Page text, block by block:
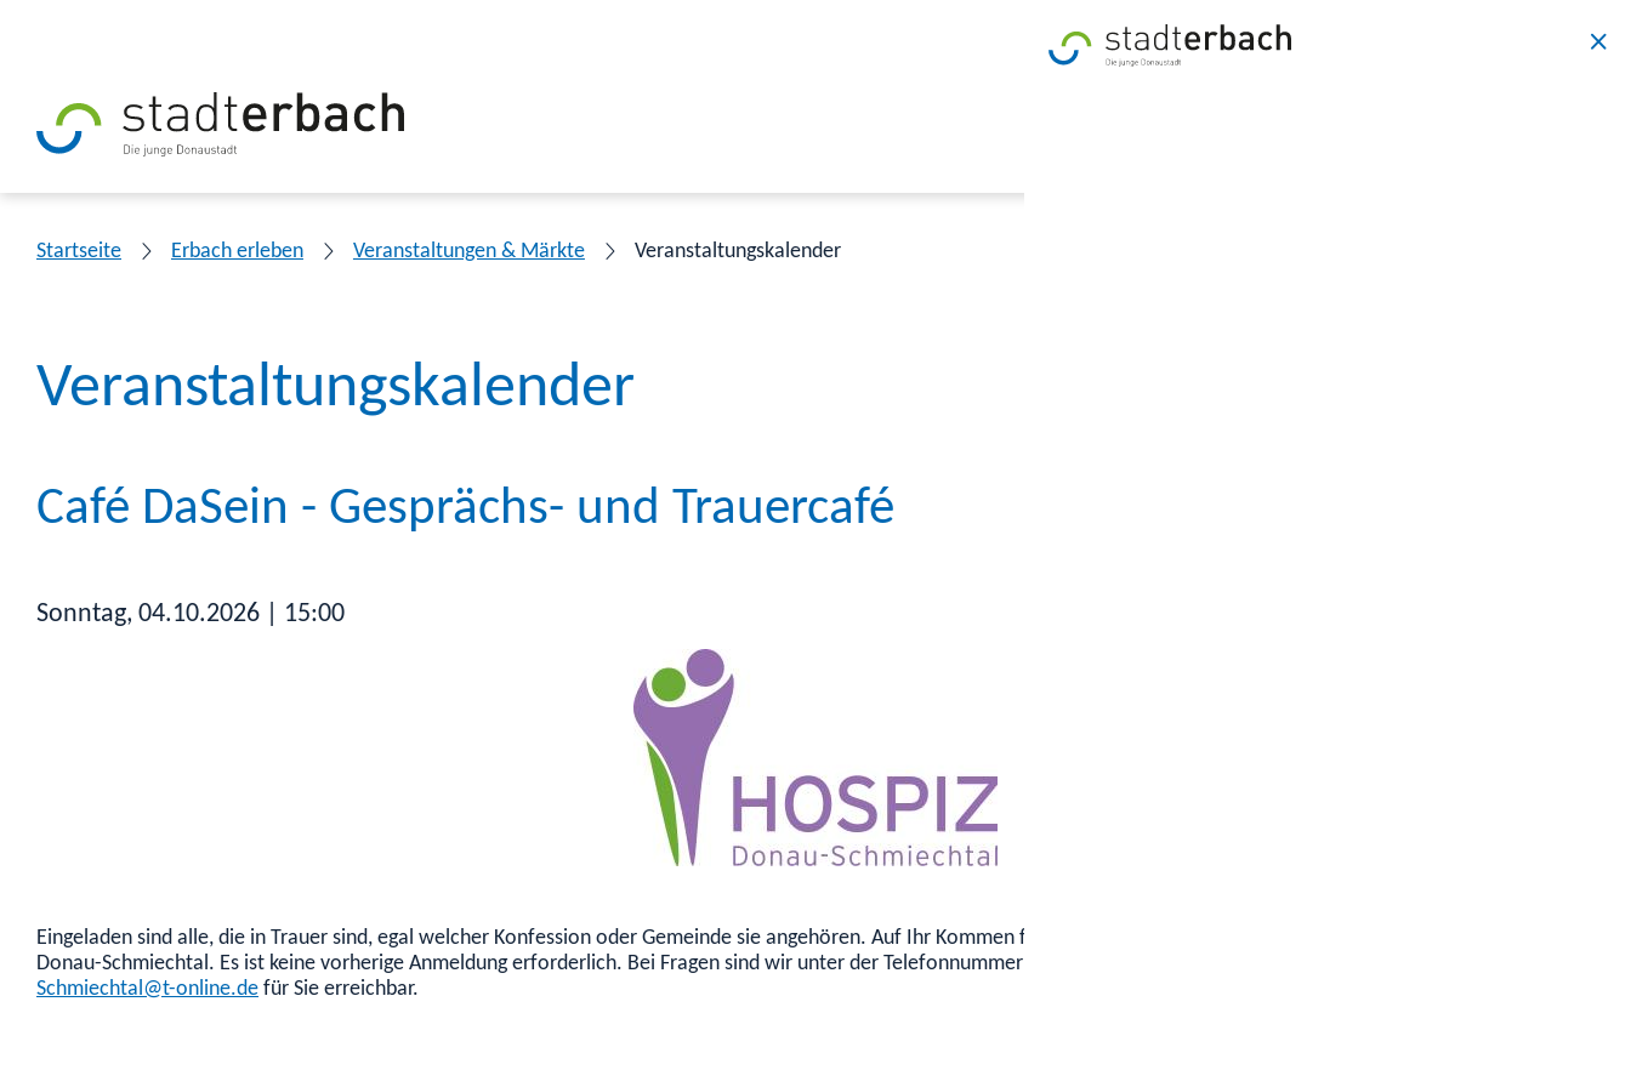
Startseite Erbach erleben Veranstaltungen & Märkte Veranstaltungskalender
Veranstaltungskalender
Sonntag, 04.10.2026 | 15:00
Café DaSein - Gesprächs- und Trauercafé
Eingeladen sind alle, die in Trauer sind, egal welcher Konfession oder Gemeinde sie angehören. Auf Ihr Kommen freuen sich ehrenamtliche Trauerbegleiterinnen der Hospizgruppe
Donau-Schmiechtal. Es ist keine vorherige Anmeldung erforderlich. Bei Fragen sind wir unter der Telefonnummer 0172/4218194 und unter der Mailadresse
Schmiechtal@t-online.de für Sie erreichbar.